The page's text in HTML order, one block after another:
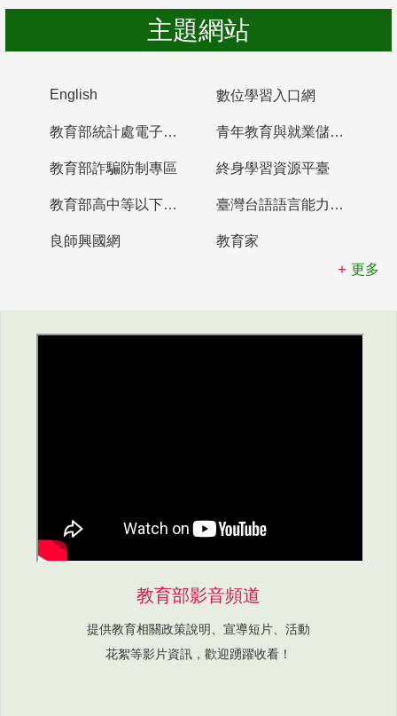
主題網站
English 數位學習入口網
教育部統計處電子書櫃 青年教育與就業儲蓄帳戶
教育部詐騙防制專區 終身學習資源平臺
教育部高中等以下學校及幼兒園教師資格檢定考試 臺灣台語語言能力認證網站
良師興國網
教育家
更多
教育部影音頻道
提供教育相關政策說明、宣導短片、活動
花絮等影片資訊，歡迎踴躍收看！